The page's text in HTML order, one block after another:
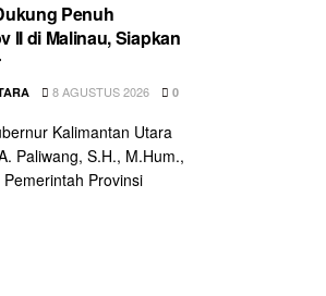
Penuh
II di Malinau, Siapkan
8 AGUSTUS 2026 0
Kalimantan Utara
Paliwang, S.H., M.Hum.,
Provinsi